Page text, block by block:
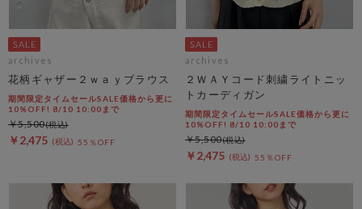
archives
花柄ギャザー２ｗａｙブラウス
期間限定タイムセールSALE価格から更に
10%OFF! 8/10 10:00まで
￥2,475 55％OFF
￥5,500
archives
２ＷＡＹコード刺繍ライトニッ
トカーディガン
期間限定タイムセールSALE価格から更に
10%OFF! 8/10 10:00まで
￥2,475 55％OFF
￥5,500